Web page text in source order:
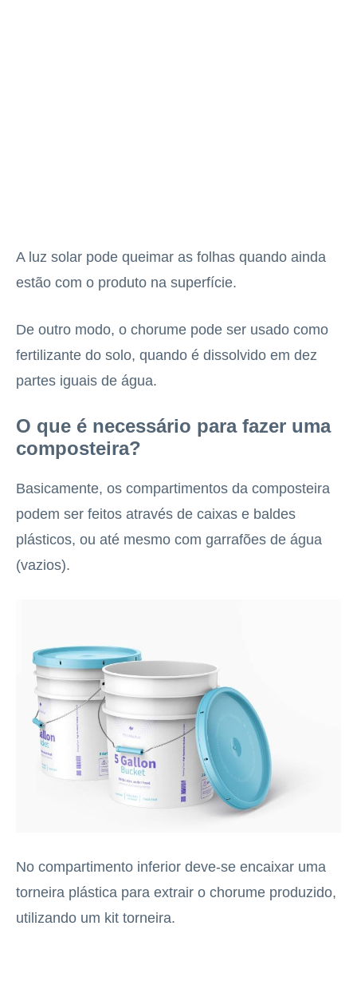
A luz solar pode queimar as folhas quando ainda
estão com o produto na superfície.
De outro modo, o chorume pode ser usado como
fertilizante do solo, quando é dissolvido em dez
partes iguais de água.
O que é necessário para fazer uma
composteira?
Basicamente, os compartimentos da composteira
podem ser feitos através de caixas e baldes
plásticos, ou até mesmo com garrafões de água
(vazios).
No compartimento inferior deve-se encaixar uma
torneira plástica para extrair o chorume produzido,
utilizando um kit torneira.